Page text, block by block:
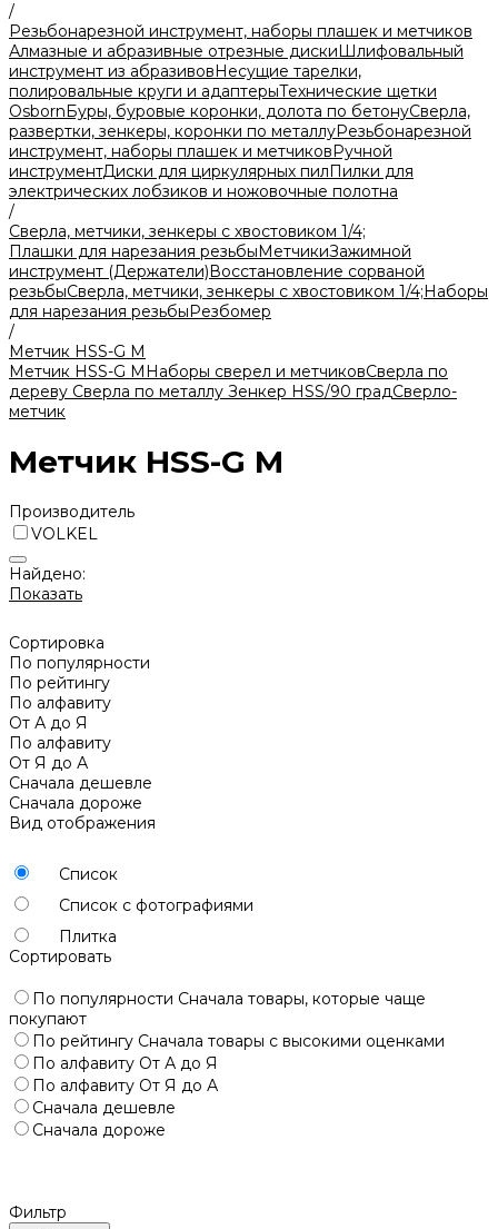
/
Резьбонарезной инструмент, наборы плашек и метчиков
Алмазные и абразивные отрезные дискиШлифовальный
инструмент из абразивовНесущие тарелки,
полировальные круги и адаптерыТехнические щетки
OsbornБуры, буровые коронки, долота по бетонуСверла,
развертки, зенкеры, коронки по металлуРезьбонарезной
инструмент, наборы плашек и метчиковРучной
инструментДиски для циркулярных пилПилки для
электрических лобзиков и ножовочные полотна
/
Сверла, метчики, зенкеры с хвостовиком 1/4;
Плашки для нарезания резьбыМетчикиЗажимной
инструмент (Держатели)Восстановление сорваной
резьбыСверла, метчики, зенкеры с хвостовиком 1/4;Наборы
для нарезания резьбыРезбомер
/
Метчик HSS-G М
Метчик HSS-G МНаборы сверел и метчиковСверла по
дереву Сверла по металлу Зенкер HSS/90 градСверло-
метчик
Метчик HSS-G М
Производитель
VOLKEL
Найдено:
Показать
Сортировка
По популярности
По рейтингу
По алфавиту
От А до Я
По алфавиту
От Я до А
Сначала дешевле
Сначала дороже
Вид отображения
Список
Список с фотографиями
Плитка
Сортировать
По популярности Сначала товары, которые чаще
покупают
По рейтингу Сначала товары с высокими оценками
По алфавиту От А до Я
По алфавиту От Я до А
Сначала дешевле
Сначала дороже
Фильтр